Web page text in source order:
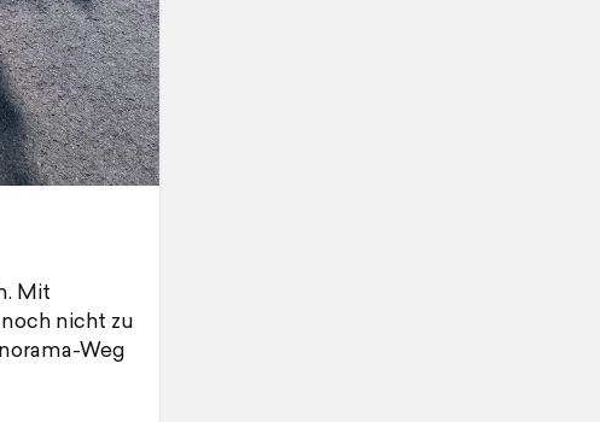
Mit
nicht zu
Weg